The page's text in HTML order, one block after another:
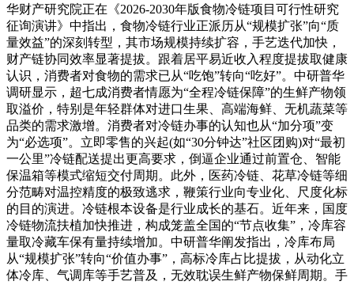
华财产研究院正在《2026-2030年版食物冷链项目可行性研究
征询演讲》中指出，食物冷链行业正派历从“规模扩张”向“质
量效益”的深刻转型，其市场规模持续扩容，手艺迭代加快，
财产链协同效率显著提拔。跟着居平易近收入程度提拔取健康
认识，消费者对食物的需求已从“吃饱”转向“吃好”。中研普华
调研显示，超七成消费者情愿为“全程冷链保障”的生鲜产物领
取溢价，特别是年轻群体对进口生果、高端海鲜、无机蔬菜等
品类的需求激增。消费者对冷链办事的认知也从“加分项”变
为“必选项”。立即零售的兴起(如“30分钟达”社区团购)对“最初
一公里”冷链配送提出更高要求，倒逼企业通过前置仓、智能
保温箱等模式缩短交付周期。此外，医药冷链、花草冷链等细
分范畴对温控精度的极致逃求，鞭策行业向专业化、尺度化标
的目的演进。冷链根本设备是行业成长的基石。近年来，国度
冷链物流扶植加快推进，构成笼盖全国的“节点收集”，冷库容
量取冷藏车保有量持续增加。中研普华阐发指出，冷库布局
从“规模扩张”转向“价值办事”，高标冷库占比提拔，从动化立
体冷库、气调库等手艺普及，无效耽误生鲜产物保鲜周期。手